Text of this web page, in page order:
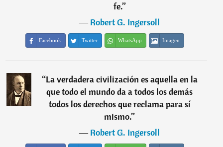
fe.”
―Robert G. Ingersoll
Facebook Twitter WhatsApp Imagen
“La verdadera civilización es aquella en la
que todo el mundo da a todos los demás
todos los derechos que reclama para sí
mismo.”
―Robert G. Ingersoll